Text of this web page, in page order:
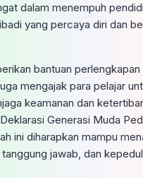
dalam menempuh
yang percaya diri dan
bantuan perlengkapan
mengajak para pelajar
keamanan dan
Generasi Muda
ini diharapkan mampu
jawab, dan